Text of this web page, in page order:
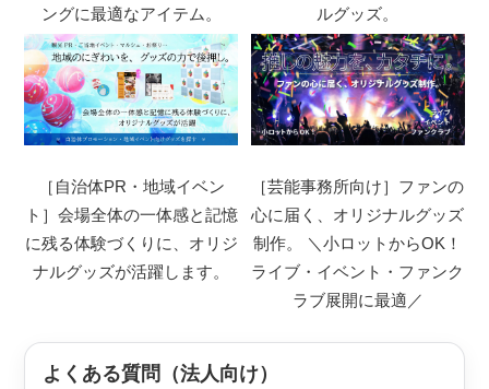
ングに最適なアイテム。 ルグッズ。
［自治体PR・地域イベン
ト］会場全体の一体感と記憶
に残る体験づくりに、オリジ
ナルグッズが活躍します。
［芸能事務所向け］ファンの
心に届く、オリジナルグッズ
制作。 ＼小ロットからOK！
ライブ・イベント・ファンク
ラブ展開に最適／
よくある質問（法人向け）